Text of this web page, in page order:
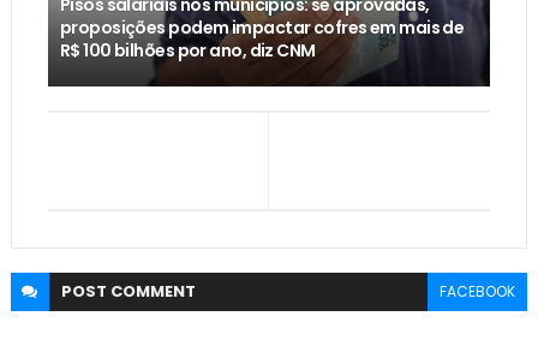
proposições podem impactar cofres em mais de
R$ 100 bilhões por ano, diz CNM
POST COMMENT FACEBOOK